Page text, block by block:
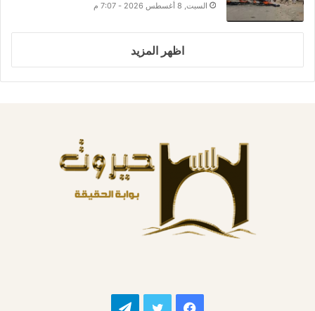
السبت, 8 أغسطس 2026 - 7:07 م
اظهر المزيد
فيسبوك تويتر تيلقرام